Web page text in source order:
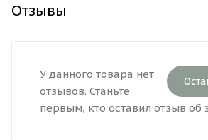
Отзывы
У данного товара нет
отзывов. Станьте
первым, кто оставил отзыв об